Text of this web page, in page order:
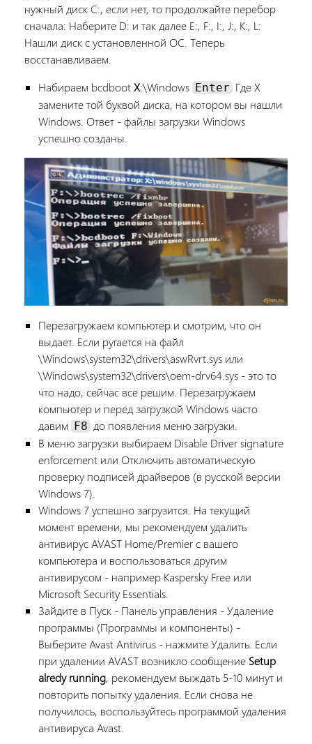
нужный диск C:, если нет, то продолжайте перебор
сначала: Наберите D: и так далее E:, F:, I:, J:, K:, L:
Нашли диск с установленной ОС. Теперь
восстанавливаем.
Набираем bcdbootX:\Windows Enter Где X
замените той буквой диска, на котором вы нашли
Windows. Ответ - файлы загрузки Windows
успешно созданы.
Перезагружаем компьютер и смотрим, что он
выдает. Если ругается на файл
\Windows\system32\drivers\aswRvrt.sys или
\Windows\system32\drivers\oem-drv64.sys - это то
что надо, сейчас все решим. Перезагружаем
компьютер и перед загрузкой Windows часто
давим
F8 до появления меню загрузки.
В меню загрузки выбираем Disable Driver signature
enforcement или Отключить автоматическую
проверку подписей драйверов (в русской версии
Windows 7).
Windows 7 успешно загрузится. На текущий
момент времени, мы рекомендуем удалить
антивирус AVAST Home/Premier с вашего
компьютера и воспользоваться другим
антивирусом - например Kaspersky Free или
Microsoft Security Essentials.
Зайдите в Пуск - Панель управления - Удаление
программы (Программы и компоненты) -
Выберите Avast Antivirus - нажмите Удалить. Если
при удалении AVAST возникло сообщение Setup
alredy running, рекомендуем выждать 5-10 минут и
повторить попытку удаления. Если снова не
получилось, воспользуйтесь программой удаления
антивируса Avast.